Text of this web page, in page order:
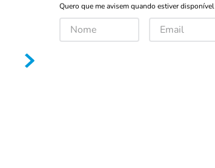
Quero que me avisem quando estiver disponível